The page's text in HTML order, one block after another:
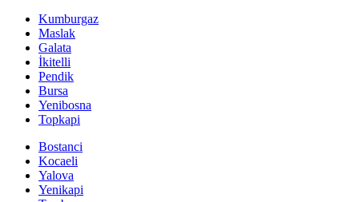
Kumburgaz
Maslak
Galata
İkitelli
Pendik
Bursa
Yenibosna
Topkapi
Bostanci
Kocaeli
Yalova
Yenikapi